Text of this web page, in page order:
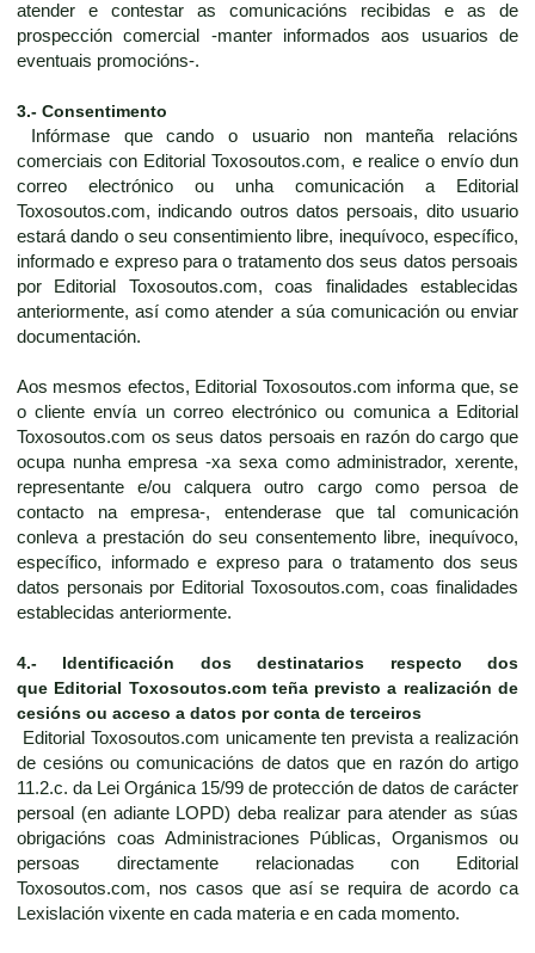
atender e contestar as comunicacións recibidas e as de
prospección comercial -manter informados aos usuarios de
eventuais promocións-.
3.- Consentimento
Infórmase que cando o usuario non manteña relacións
comerciais con Editorial Toxosoutos.com, e realice o envío dun
correo electrónico ou unha comunicación a Editorial
Toxosoutos.com, indicando outros datos persoais, dito usuario
estará dando o seu consentimiento libre, inequívoco, específico,
informado e expreso para o tratamento dos seus datos persoais
por Editorial Toxosoutos.com, coas finalidades establecidas
anteriormente, así como atender a súa comunicación ou enviar
documentación.
Aos mesmos efectos, Editorial Toxosoutos.com informa que, se
o cliente envía un correo electrónico ou comunica a Editorial
Toxosoutos.com os seus datos persoais en razón do cargo que
ocupa nunha empresa -xa sexa como administrador, xerente,
representante e/ou calquera outro cargo como persoa de
contacto na empresa-, entenderase que tal comunicación
conleva a prestación do seu consentemento libre, inequívoco,
específico, informado e expreso para o tratamento dos seus
datos personais por Editorial Toxosoutos.com, coas finalidades
establecidas anteriormente.
4.- Identificación dos destinatarios respecto dos
que Editorial Toxosoutos.com teña previsto a realización de
cesións ou acceso a datos por conta de terceiros
Editorial Toxosoutos.com unicamente ten prevista a realización
de cesións ou comunicacións de datos que en razón do artigo
11.2.c. da Lei Orgánica 15/99 de protección de datos de carácter
persoal (en adiante LOPD) deba realizar para atender as súas
obrigacións coas Administraciones Públicas, Organismos ou
persoas directamente relacionadas con Editorial
Toxosoutos.com, nos casos que así se requira de acordo ca
Lexislación vixente en cada materia e en cada momento.